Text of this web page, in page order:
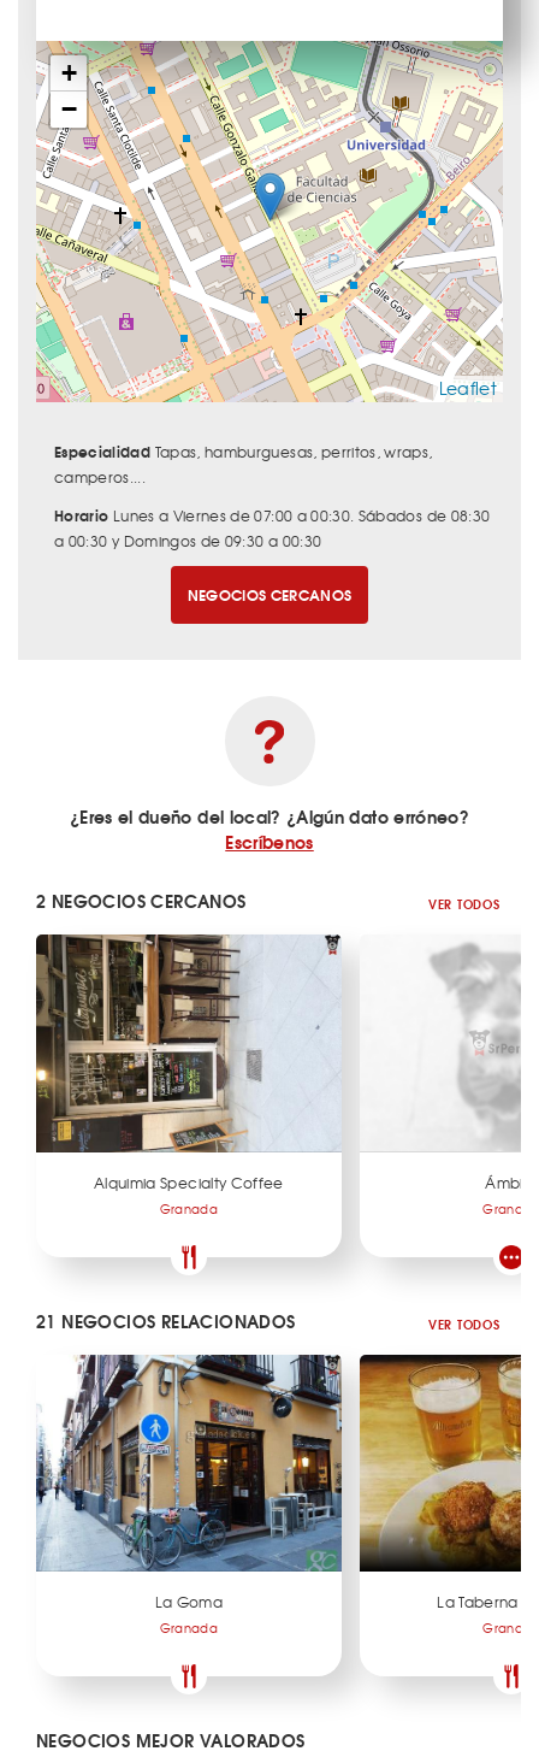
+
−
Leaflet
Especialidad Tapas, hamburguesas, perritos, wraps,
camperos....
Horario Lunes a Viernes de 07:00 a 00:30. Sábados de 08:30
a 00:30 y Domingos de 09:30 a 00:30
NEGOCIOS CERCANOS
¿Eres el dueño del local? ¿Algún dato erróneo?
Escríbenos
2 NEGOCIOS CERCANOS VER TODOS
Alquimia Specialty Coffee
Granada
Ámbito
21 NEGOCIOS RELACIONADOS VER TODOS
La Goma
Granada
La Taberna
NEGOCIOS MEJOR VALORADOS